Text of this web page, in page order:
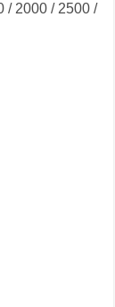
2000 / 2500 /